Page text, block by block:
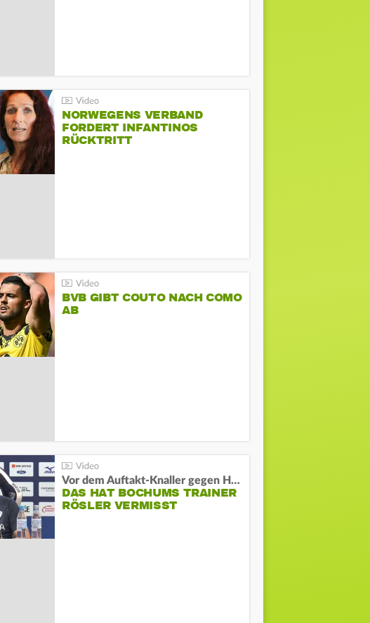
NORWEGENS VERBAND
FORDERT INFANTINOS
RÜCKTRITT
BVB GIBT COUTO NACH COMO
AB
Vor dem Auftakt-Knaller gegen Hertha:
DAS HAT BOCHUMS TRAINER
RÖSLER VERMISST